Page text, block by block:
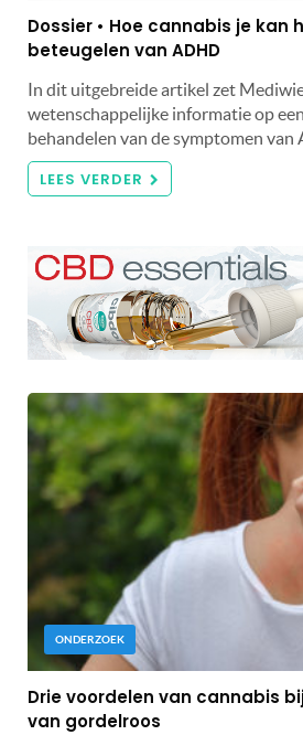
Dossier • Hoe cannabis je kan
beteugelen van ADHD
In dit uitgebreide artikel zet
wetenschappelijke informatie op
behandelen van de symptomen van
LEES VERDER
ONDERZOEK
Drie voordelen van cannabis
van gordelroos